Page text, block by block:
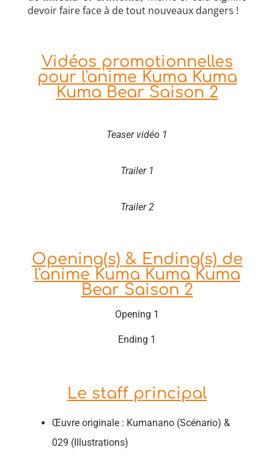
devoir faire face à de tout nouveaux dangers !
Vidéos promotionnelles
pour l'anime Kuma Kuma
Kuma Bear Saison 2
Teaser vidéo 1
Trailer 1
Trailer 2
Opening(s) & Ending(s) de
l'anime Kuma Kuma Kuma
Bear Saison 2
Opening 1
Ending 1
Le staff principal
Œuvre originale : Kumanano (Scénario) &
029 (Illustrations)